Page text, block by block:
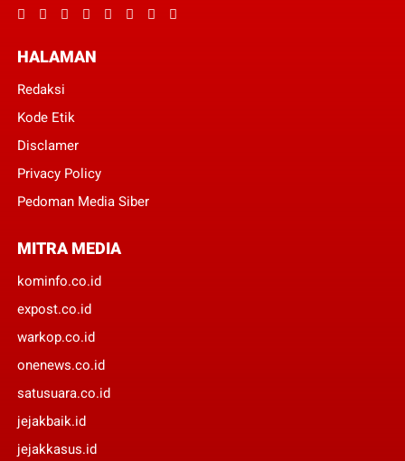
HALAMAN
Redaksi
Kode Etik
Disclamer
Privacy Policy
Pedoman Media Siber
MITRA MEDIA
kominfo.co.id
expost.co.id
warkop.co.id
onenews.co.id
satusuara.co.id
jejakbaik.id
jejakkasus.id